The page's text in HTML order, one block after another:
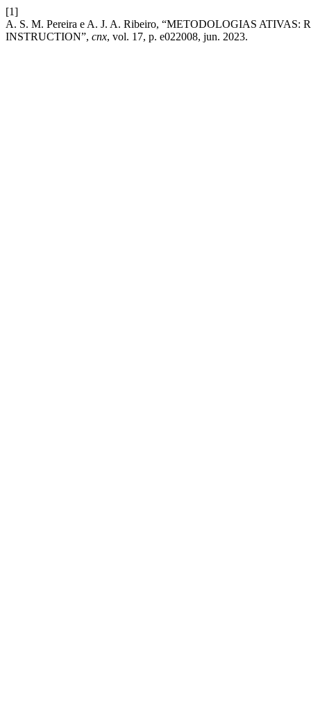
[1]
A. S. M. Pereira e A. J. A. Ribeiro, “METODOLOGIAS
INSTRUCTION”, cnx, vol. 17, p. e022008, jun. 2023.